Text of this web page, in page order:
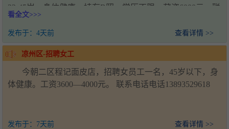
22-45岁，身体健康，持有B照，学历不限，薪资6000元。联
系人：王经理，电话：18993571920，工作地址：甘肃省武
威市凉州区新能源产业园
看全文>>>
发布于： 4天前 查看详情 >>
凉州区-招聘女工
今朝二区程记面皮店，招聘女员工一名，45岁以下，身
体健康。工资3600—4000元。 联系电话电话13893529618
发布于： 7天前 查看详情 >>